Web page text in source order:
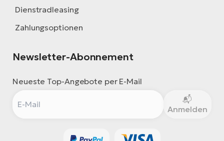
Dienstradleasing
Zahlungsoptionen
Newsletter-Abonnement
Neueste Top-Angebote per E-Mail
Anmelden